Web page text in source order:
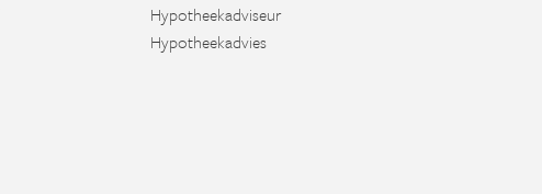
Hypotheekadviseur
Hypotheekadvies